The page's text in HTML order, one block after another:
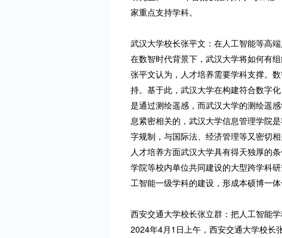
家重点支持学科。
武汉大学校长张平文：在人工智能等高
在数智时代背景下，武汉大学将如何有
张平文认为，人才培养需要学科支撑。
持。基于此，武汉大学在构建符合数字
是通过测绘遥感，而武汉大学的测绘遥
息紧密相关的，武汉大学信息管理学院
字规制，与国际法、经济管理等又密切
人才培养方面武汉大学具有得天独厚的
学院等校内单位共同建设的大型跨学科
工智能一级学科的建设，形成本硕博一
西安交通大学校长张立群：把人工智能
2024年4月1日上午，西安交通大学校长